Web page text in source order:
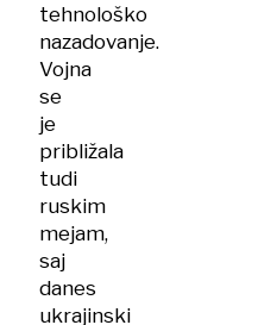
tehnološko
nazadovanje.
Vojna
se
je
približala
tudi
ruskim
mejam,
saj
danes
ukrajinski